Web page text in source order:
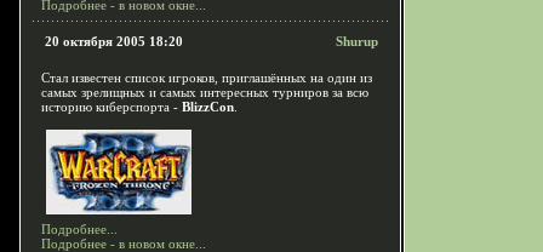
Подробнее - в новом окне...
20 октября 2005 18:20 Shurup
Стал известен список игроков, приглашённых на один из
самых зрелищных и самых интересных турниров за всю
историю киберспорта - BlizzCon
Подробнее...
Подробнее - в новом окне...